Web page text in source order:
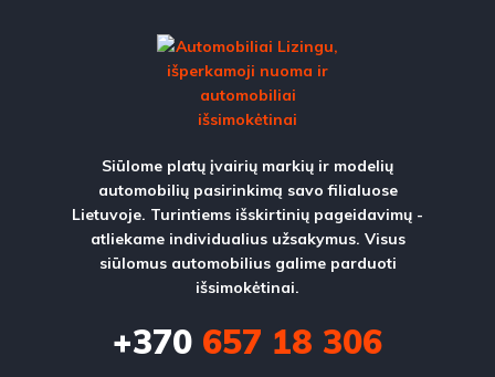
Siūlome platų įvairių markių ir modelių
automobilių pasirinkimą savo filialuose
Lietuvoje. Turintiems išskirtinių pageidavimų -
atliekame individualius užsakymus. Visus
siūlomus automobilius galime parduoti
išsimokėtinai.
+370 657 18 306